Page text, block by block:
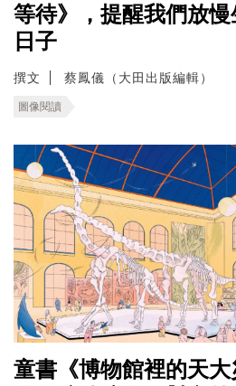
等待》，提醒我們放
日子
撰文 蔡鳳儀（大田出版編輯）
圖像閱讀
童書《博物館裡的天